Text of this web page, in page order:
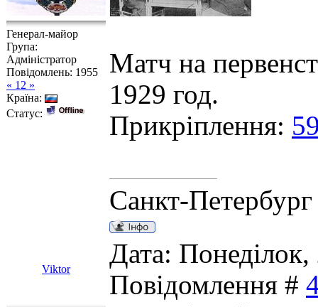
Генерал-майор
Група:
Адміністратор
Повідомлень: 1955
« 12 »
Країна:
Статус:
Матч на
1929 год.
Прикріплення:
Санкт-Петербург
Viktor
Дата:
Повідомлення #